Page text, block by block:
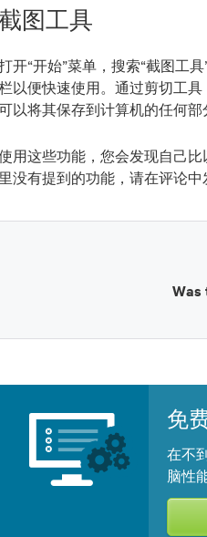
图工具
开“开始”菜单，搜索“截图工
以便快速使用。通过剪切工
以将其保存到计算机的任何部
用这些功能，您会发现自己
没有提到的功能，请在评论
Was
免
在不
脑性